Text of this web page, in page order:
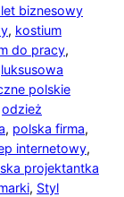
biznesowy
, kostium
do pracy,
luksusowa
polskie
odzież
, polska firma,
internetowy,
projektantka
, Styl